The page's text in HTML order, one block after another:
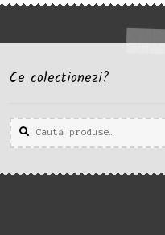
Ce colectionezi?
Caută
după:
Caută